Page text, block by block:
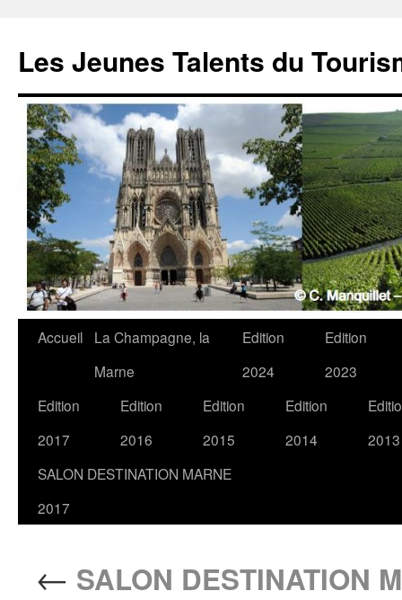
Les Jeunes Talents du
Accueil
La Champagne, la
Marne
Edition
2024
Edition
2023
Edition
2017
Edition
2016
Edition
2015
Edition
2014
2013
SALON DESTINATION MARNE
2017
← SALON DESTINATION